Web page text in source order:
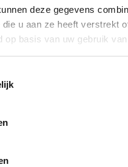
deze gegevens
die u aan ze heeft verstrekt
op basis van uw gebruik
meteen
?
sum.nl